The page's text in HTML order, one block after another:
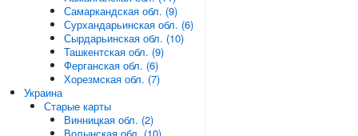
Самаркандская обл. (9)
Сурхандарьинская обл. (6)
Сырдарьинская обл. (10)
Ташкентская обл. (9)
Ферганская обл. (6)
Хорезмская обл. (7)
Украина
Старые карты
Винницкая обл. (2)